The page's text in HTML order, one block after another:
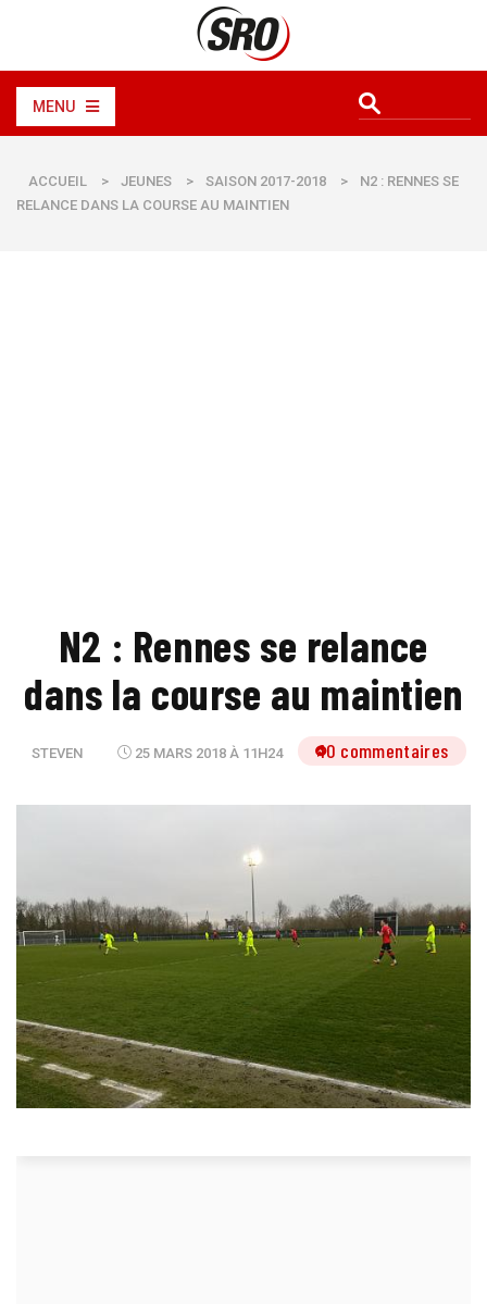
MENU
ACCUEIL > JEUNES > SAISON 2017-2018 >
N2 : RENNES SE
RELANCE DANS LA COURSE AU MAINTIEN
N2 : Rennes se relance
dans la course au maintien
STEVEN 25 MARS 2018 À 11H24 10 commentaires